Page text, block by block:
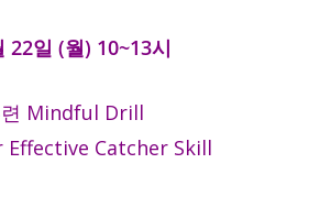
22일 (월) 10~13시
련 Mindful Drill
Catcher Skill